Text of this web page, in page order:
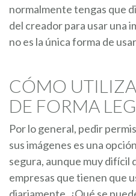
normalmente tengas que
del creador para usar una
no es la única forma de
CÓMO
DE FORMA
Por lo general, pedir
sus imágenes es una
segura, aunque muy difícil
empresas que tienen que